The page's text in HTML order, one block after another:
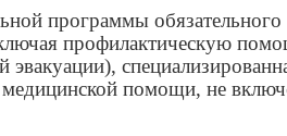
программы
профилактическую
эвакуации),
медицинской помощи, не